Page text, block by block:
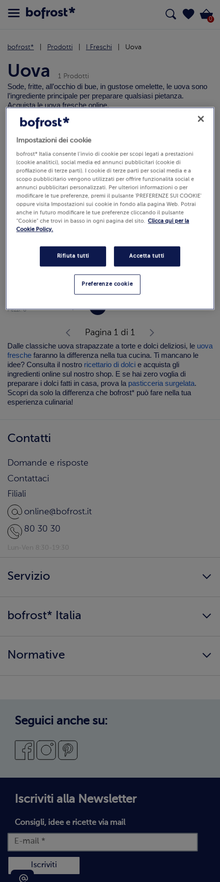
0
bofrost* Prodotti I Freschi Uova
Uova 1 Prodotti
Sode, fritte, all’occhio di bue, in gustose omelette, le uova sono
l’ingrediente principale per preparare qualsiasi pietanza.
Acquista le uova fresche online.
Seleziona articoli SENZA(0)
Ordina
6 Uova fresche
€ 3,69
Pezzi: 6
Pagina 1 di 1
Dalle classiche uova strapazzate a torte e dolci deliziosi, le uova
fresche faranno la differenza nella tua cucina. Ti mancano le
idee? Consulta il nostro ricettario di dolci e acquista gli
ingredienti online sul nostro shop. E se hai zero voglia di
preparare i dolci fatti in casa, prova la pasticceria surgelata.
Scopri da solo la differenza che bofrost* può fare nella tua
esperienza culinaria!
Contatti
Domande e risposte
Contattaci
Filiali
online@bofrost.it
80 30 30
Servizio
Presenta un amico
bofrost* Italia
Surgelati di qualità
Normative
Preferenze cookie
Condizioni Generali di Vendita
Codice Etico
Seguici anche su:
Iscriviti alla Newsletter
Consigli, idee e ricette via mail
Iscriviti
Impostazioni dei cookie
bofrost* Italia consente l’invio di cookie per scopi legati a prestazioni
(cookie analitici), social media ed annunci pubblicitari (cookie di
profilazione di terze parti). I cookie di terze parti per social media e a
scopo pubblicitario vengono utilizzati per offrire funzionalità social e
annunci pubblicitari personalizzati. Per ulteriori informazioni o per
modificare le tue preferenze, premi il pulsante 'PREFERENZE SUI COOKIE'
oppure visita Impostazioni sui cookie in fondo alla pagina Web. Potrai
anche in futuro modificare le tue preferenze cliccando il pulsante
“Cookie” che trovi in basso in ogni pagina del sito. Clicca qui per la
Cookie Policy.
Rifiuta tutti Accetta tutti
Preferenze cookie